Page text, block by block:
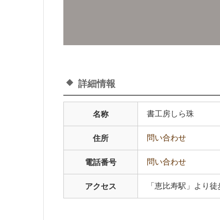
詳細情報
名称 書工房しら珠
住所 問い合わせ
電話番号 問い合わせ
アクセス 「恵比寿駅」より